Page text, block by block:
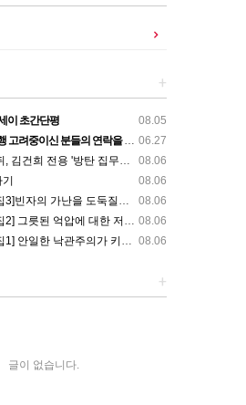
+
08.05
이 초간단평
06.27
중이신 분들의 연락을 기다립니다.
08.06
건희 전용 '방탄 집무실' 생겼나
08.06
기
08.06
을 도둑질하고 약자의 저항까지도 훔쳐간 자들
08.06
압에 대한 저항 논리가 다같이 망할 트롤..
08.06
낙관주의가 키워낸 디지털 반동주의
+
글이 없습니다.